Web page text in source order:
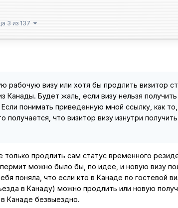
3 из 137
рабочую визу или хотя бы продлить визитор
Канады. Будет жаль, если визу нельзя получить
понимать приведенную мной ссылку, как
что визитор визу изнутри
продлить сам статус временного
можно было бы, по идее, и новую визу
поняла, что если кто в Канаде по гостевой
в Канаду) можно продлить или новую
Канаде безвыездно.